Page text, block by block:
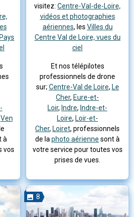
Ven
à
vos
visitez: Centre-Val-de-Loire,
vidéos et photographies
aériennes, les Villes du
Centre Val de Loire, vues du
ciel
Et nos télépilotes
professionnels de drone
sur; Centre-Val de Loire, Le
Cher, Eure-et-
Loir, Indre, Indre-et-
Loire, Loir-et-
Cher, Loiret, professionnels
de la photo aérienne sont à
votre service pour toutes vos
prises de vues.
8